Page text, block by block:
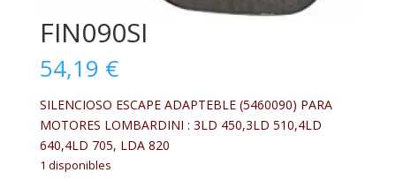
FIN090SI
54,19 €
SILENCIOSO ESCAPE ADAPTEBLE (5460090) PARA
MOTORES LOMBARDINI : 3LD 450,3LD 510,4LD
640,4LD 705, LDA 820
1 disponibles